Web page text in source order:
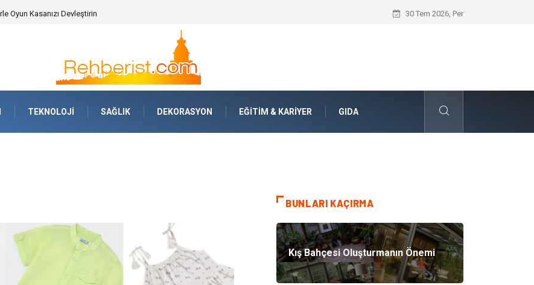
Jiletli Tel Sistemleri ile Alanlarınızda
30 Tem 2026, Per
TEKNOLOJI SAĞLIK DEKORASYON EĞITIM & KARIYER GIDA
BUNLARI KAÇIRMA
Kış Bahçesi Oluşturmanın Önemi